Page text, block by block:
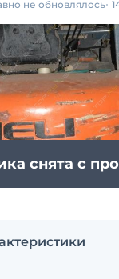
не обновлялось
снята с